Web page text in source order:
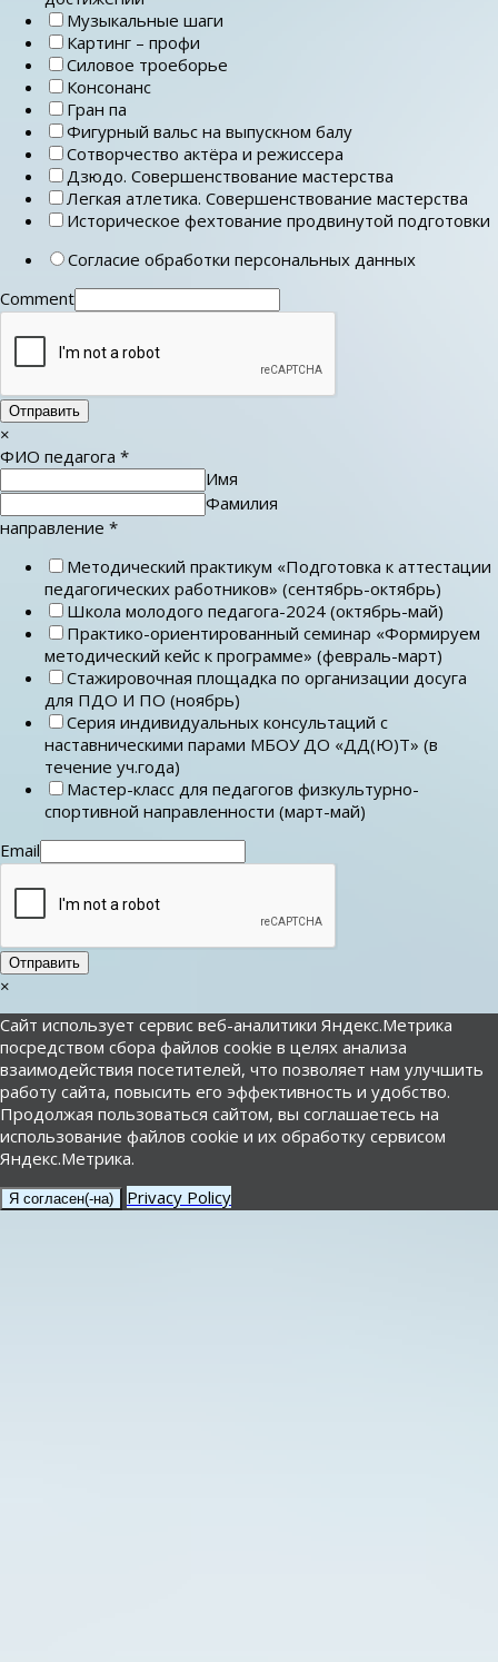
Музыкальные шаги
Картинг – профи
Силовое троеборье
Консонанс
Гран па
Фигурный вальс на выпускном балу
Сотворчество актёра и режиссера
Дзюдо. Совершенствование мастерства
Легкая атлетика. Совершенствование мастерства
Историческое фехтование продвинутой подготовки
Согласие обработки персональных данных
Comment
Отправить
×
ФИО педагога *
Имя
Фамилия
направление *
Методический практикум «Подготовка к аттестации
педагогических работников» (сентябрь-октябрь)
Школа молодого педагога-2024 (октябрь-май)
Практико-ориентированный семинар «Формируем
методический кейс к программе» (февраль-март)
Стажировочная площадка по организации досуга
для ПДО И ПО (ноябрь)
Серия индивидуальных консультаций с
наставническими парами МБОУ ДО «ДД(Ю)Т» (в
течение уч.года)
Мастер-класс для педагогов физкультурно-
спортивной направленности (март-май)
Email
Отправить
×
Сайт использует сервис веб-аналитики Яндекс.Метрика
посредством сбора файлов cookie в целях анализа
взаимодействия посетителей, что позволяет нам улучшить
работу сайта, повысить его эффективность и удобство.
Продолжая пользоваться сайтом, вы соглашаетесь на
использование файлов cookie и их обработку сервисом
Яндекс.Метрика.
Я согласен(-на) Privacy Policy